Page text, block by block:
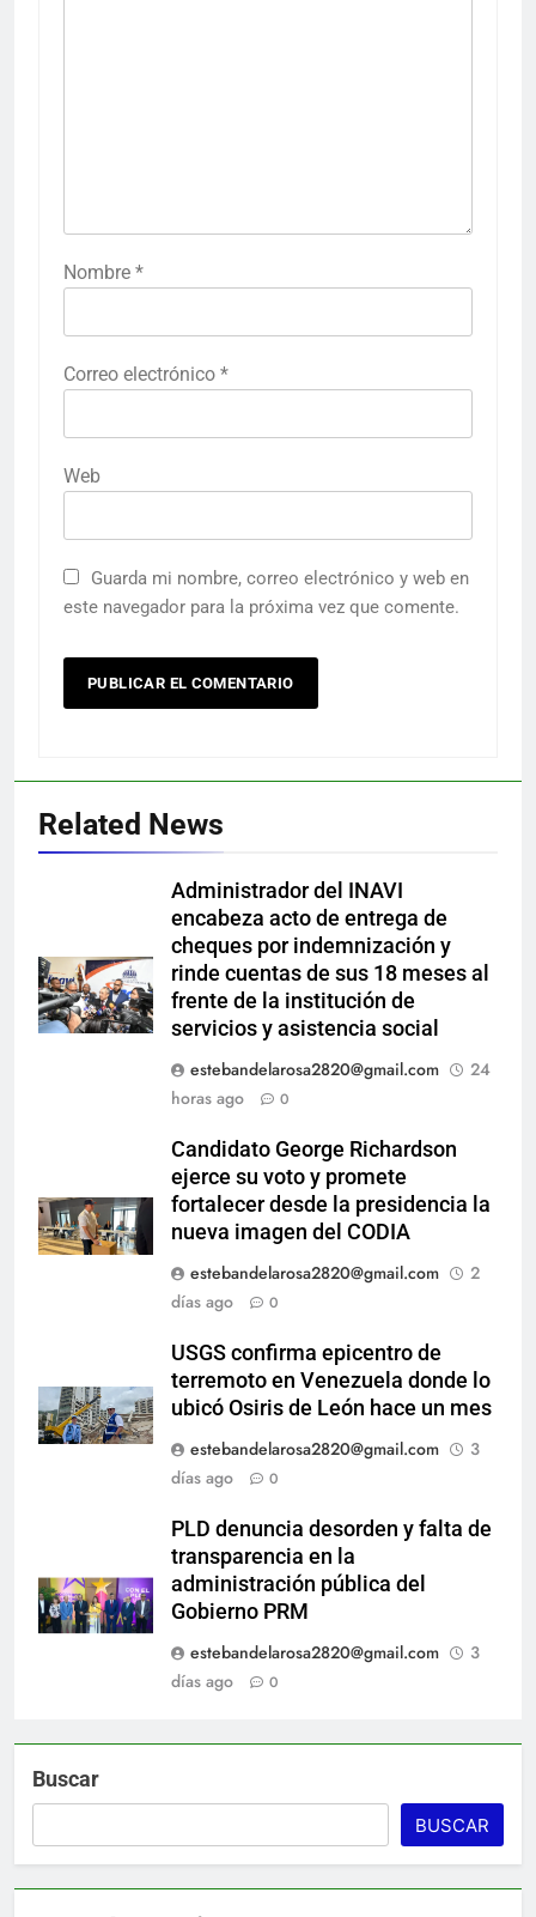
Nombre *
Correo electrónico *
Web
Guarda mi nombre, correo electrónico y web en
este navegador para la próxima vez que comente.
Related News
Administrador del INAVI
encabeza acto de entrega de
cheques por indemnización y
rinde cuentas de sus 18 meses al
frente de la institución de
servicios y asistencia social
estebandelarosa2820@gmail.com
24
horas ago
0
Candidato George Richardson
ejerce su voto y promete
fortalecer desde la presidencia la
nueva imagen del CODIA
estebandelarosa2820@gmail.com
2
días ago
0
USGS confirma epicentro de
terremoto en Venezuela donde lo
ubicó Osiris de León hace un mes
estebandelarosa2820@gmail.com
3
días ago
0
PLD denuncia desorden y falta de
transparencia en la
administración pública del
Gobierno PRM
estebandelarosa2820@gmail.com
3
días ago
0
Buscar
BUSCAR